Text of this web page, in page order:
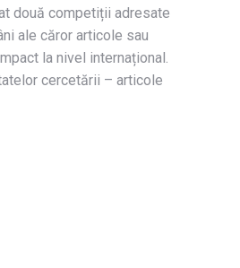
două competiții adresate
ale căror articole sau
la nivel internațional.
cercetării – articole